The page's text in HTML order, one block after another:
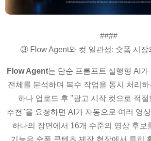
####
③ Flow Agent와 컷 일관성: 숏폼 시장
Flow Agent는 단순 프롬프트 실행형 AI
전체를 분석하며 복수 작업을 동시 처리하
하나 업로드 후 "광고 시작 컷으로 적
추천"을 요청하면 AI가 자동으로 여러 영
하나의 장면에서 16개 수준의 영상 후보
기능은 숏폼 콘텐츠 제작 현장에서 특히